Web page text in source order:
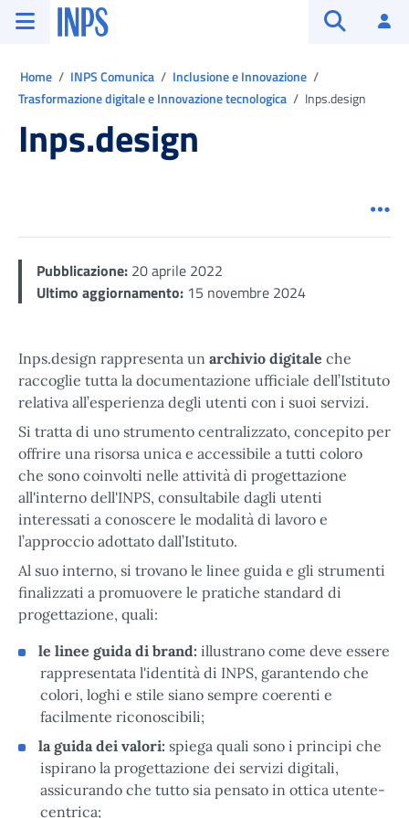
Vai al menu principale
Vai al contenuto principale
Vai al pie' di pagina
INPS ()
Home INPS Comunica
Inclusione e Innovazione
Trasformazione digitale e Innovazione tecnologica
Inps.design
Inps.design
Pubblicazione: 20 aprile 2022
Ultimo aggiornamento: 15 novembre 2024
Inps.design rappresenta un archivio digitale che
raccoglie tutta la documentazione ufficiale dell’Istituto
relativa all’esperienza degli utenti con i suoi servizi.
Si tratta di uno strumento centralizzato, concepito per
offrire una risorsa unica e accessibile a tutti coloro
che sono coinvolti nelle attività di progettazione
all'interno dell'INPS, consultabile dagli utenti
interessati a conoscere le modalità di lavoro e
l’approccio adottato dall’Istituto.
Al suo interno, si trovano le linee guida e gli strumenti
finalizzati a promuovere le pratiche standard di
progettazione, quali:
le linee guida di brand: illustrano come deve essere
rappresentata l'identità di INPS, garantendo che
colori, loghi e stile siano sempre coerenti e
facilmente riconoscibili;
la guida dei valori: spiega quali sono i principi che
ispirano la progettazione dei servizi digitali,
assicurando che tutto sia pensato in ottica utente-
centrica;